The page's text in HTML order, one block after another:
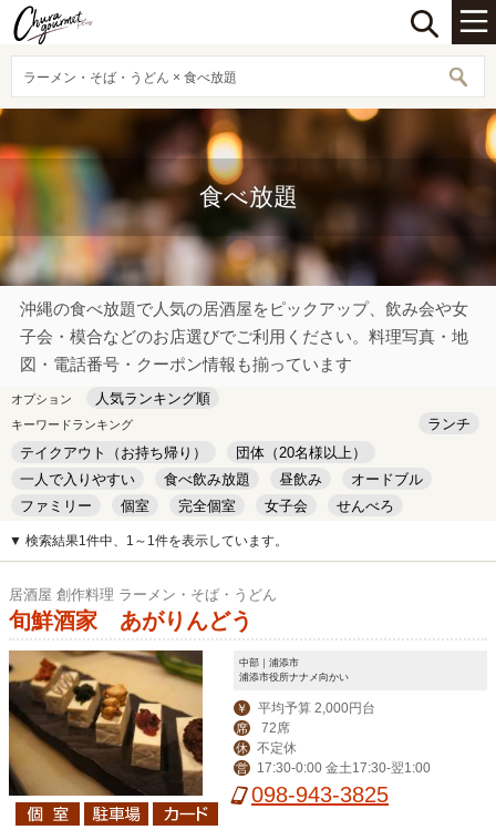
ラーメン・そば・うどん × 食べ放題
食べ放題
沖縄の食べ放題で人気の居酒屋をピックアップ、飲み会や女
子会・模合などのお店選びでご利用ください。料理写真・地
図・電話番号・クーポン情報も揃っています
オプション 人気ランキング順
キーワードランキング
ランチ
テイクアウト（お持ち帰り）
団体（20名様以上）
一人で入りやすい
食べ飲み放題 昼飲み
オードブル
ファミリー
個室 完全個室 女子会
せんべろ
キッズルーム
安い デート
▼ 検索結果1件中、1～1件を表示しています。
居酒屋 創作料理 ラーメン・そば・うどん
旬鮮酒家 あがりんどう
中部｜浦添市
浦添市役所ナナメ向かい
￥ 平均予算 2,000円台
席 72席
休 不定休
営 17:30-0:00 金土17:30-翌1:00
098-943-3825